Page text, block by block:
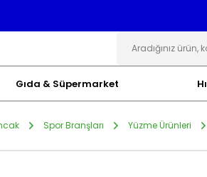
Gıda & Süpermarket
Spor Branşları Yüzme Ürünleri